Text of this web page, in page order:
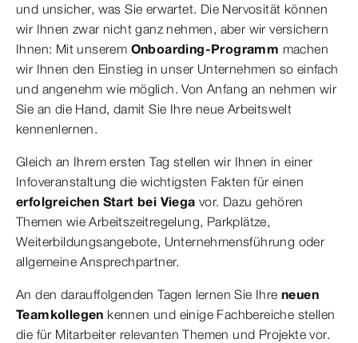
und unsicher, was Sie erwartet. Die Nervosität können
wir Ihnen zwar nicht ganz nehmen, aber wir versichern
Ihnen: Mit unserem Onboarding-Programm machen
wir Ihnen den Einstieg in unser Unternehmen so einfach
und angenehm wie möglich. Von Anfang an nehmen wir
Sie an die Hand, damit Sie Ihre neue Arbeitswelt
kennenlernen.
Gleich an Ihrem ersten Tag stellen wir Ihnen in einer
Infoveranstaltung die wichtigsten Fakten für einen
erfolgreichen Start bei Viega vor. Dazu gehören
Themen wie Arbeitszeitregelung, Parkplätze,
Weiterbildungsangebote, Unternehmensführung oder
allgemeine Ansprechpartner.
An den darauffolgenden Tagen lernen Sie Ihre neuen
Teamkollegen kennen und einige Fachbereiche stellen
die für Mitarbeiter relevanten Themen und Projekte vor.